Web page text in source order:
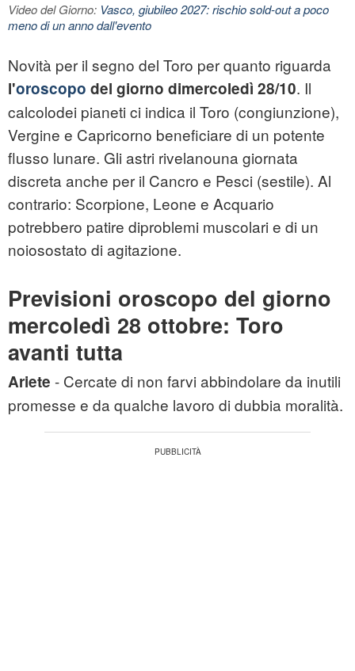
Video del Giorno: Vasco, giubileo 2027: rischio sold-out a poco
meno di un anno dall'evento
Novità per il segno del Toro per quanto riguarda
l'oroscopo del giorno dimercoledì 28/10. Il
calcolodei pianeti ci indica il Toro (congiunzione),
Vergine e Capricorno beneficiare di un potente
flusso lunare. Gli astri rivelanouna giornata
discreta anche per il Cancro e Pesci (sestile). Al
contrario: Scorpione, Leone e Acquario
potrebbero patire diproblemi muscolari e di un
noiosostato di agitazione.
Previsioni oroscopo del giorno
mercoledì 28 ottobre: Toro
avanti tutta
Ariete - Cercate di non farvi abbindolare da inutili
promesse e da qualche lavoro di dubbia moralità.